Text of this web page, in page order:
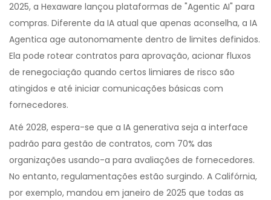
2025, a Hexaware lançou plataformas de "Agentic AI" para
compras. Diferente da IA atual que apenas aconselha, a IA
Agentica age autonomamente dentro de limites definidos.
Ela pode rotear contratos para aprovação, acionar fluxos
de renegociação quando certos limiares de risco são
atingidos e até iniciar comunicações básicas com
fornecedores.
Até 2028, espera-se que a IA generativa seja a interface
padrão para gestão de contratos, com 70% das
organizações usando-a para avaliações de fornecedores.
No entanto, regulamentações estão surgindo. A Califórnia,
por exemplo, mandou em janeiro de 2025 que todas as